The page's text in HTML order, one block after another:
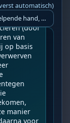
automatisch)
Ik ben op zoek naar een helpende hand, een menselijk oog, een admin die helpt met controleren of de chat wel correct word gemodereerd word door NoMoSpam. 98% gaat automatisch goed, toch ik dit nooit helemaal loslaten en moet er altijd een mens mee blijven opletten bij elke beslissing die gemaakt word. Waar bestaan de werkzaamheden uit? Mee kijken in admin log kanaal naar alle drugs/porno/scams die voorbij komen en in het geval van een randgevalletje, ingrijpen en b.v. een verwijderd maar wel toegestaan bericht terug plaatsen met een druk op de knop. tsja zo banaal en simpel is het gesteld.. Word je hier blij van? Nee. Strookt het je ego? Nee. Word je er beter van? Nee. Kost het veel tijd? Totaal niet, consistentie en regelmaat is belangrijker dan 'er even voor kunnen gaan zitten'.. het werk is in een paar seconden gepiept.. je checkt puur of AI de juiste beslissing heeft gemaakt.. …
miljard
is om
(door
van
op basis
manier
voor